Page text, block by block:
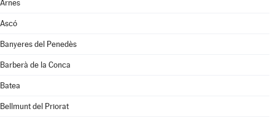
Arnes
Ascó
Banyeres del Penedès
Barberà de la Conca
Batea
Bellmunt del Priorat